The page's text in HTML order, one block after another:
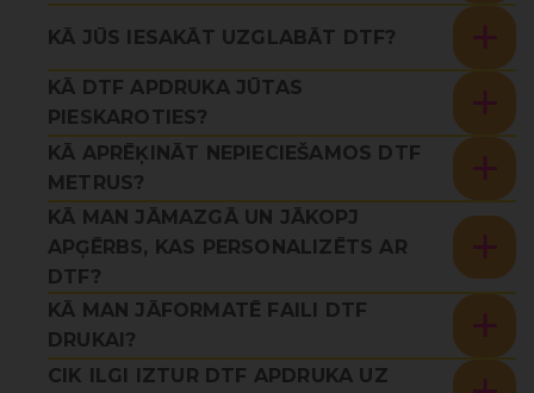
KĀ JŪS IESAKĀT UZGLABĀT DTF?
KĀ DTF APDRUKA JŪTAS
PIESKAROTIES?
KĀ APRĒĶINĀT NEPIECIEŠAMOS DTF
METRUS?
KĀ MAN JĀMAZGĀ UN JĀKOPJ
APĢĒRBS, KAS PERSONALIZĒTS AR
DTF?
KĀ MAN JĀFORMATĒ FAILI DTF
DRUKAI?
CIK ILGI IZTUR DTF APDRUKA UZ